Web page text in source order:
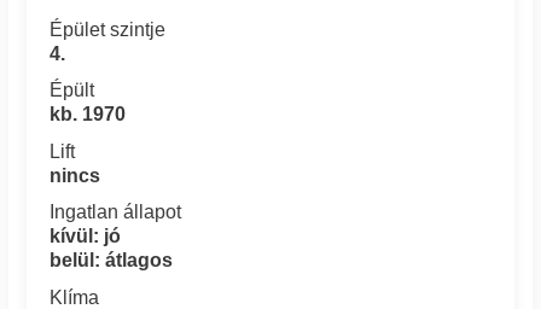
Épület szintje
4.
Épült
kb. 1970
Lift
nincs
Ingatlan állapot
kívül: jó
belül: átlagos
Klíma